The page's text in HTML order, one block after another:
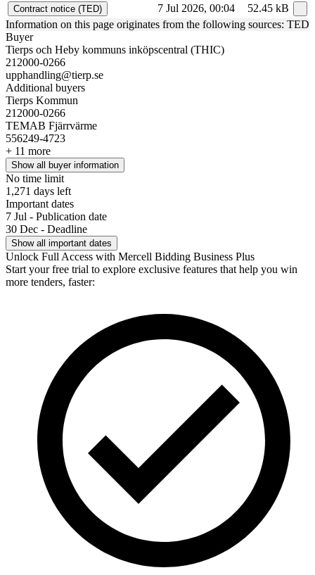
Contract notice (TED) 7 Jul 2026, 00:04
52.45 kB
Information on this page originates from the following sources: TED
Buyer
Tierps och Heby kommuns inköpscentral (THIC)
212000-0266
upphandling@tierp.se
Additional buyers
Tierps Kommun
212000-0266
TEMAB Fjärrvärme
556249-4723
+ 11 more
Show all buyer information
No time limit
1,271 days left
Important dates
7 Jul - Publication date
30 Dec - Deadline
Show all important dates
Unlock Full Access with Mercell Bidding Business Plus
Start your free trial to explore exclusive features that help you win
more tenders, faster: